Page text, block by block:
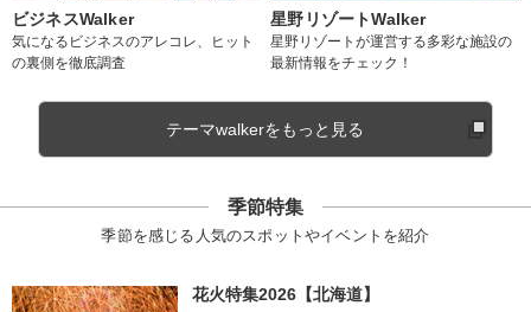
ビジネスWalker
気になるビジネスのアレコレ、ヒット
の裏側を徹底調査
星野リゾートWalker
星野リゾートが運営する多彩な施設の
最新情報をチェック！
テーマwalkerをもっと見る
季節特集
季節を感じる人気のスポットやイベントを紹介
花火特集2026【北海道】